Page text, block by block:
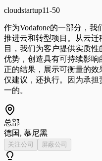
cloudstartup11-50
作为Vodafone的一部分，
推进云和转型项目。从云
目，我们为客户提供实质
优势，创造具有可持续影
正的结果，展示可衡量的
仅建议，还执行。因为承
一的。
总部
德国, 慕尼黑
关注公司 屏蔽公司